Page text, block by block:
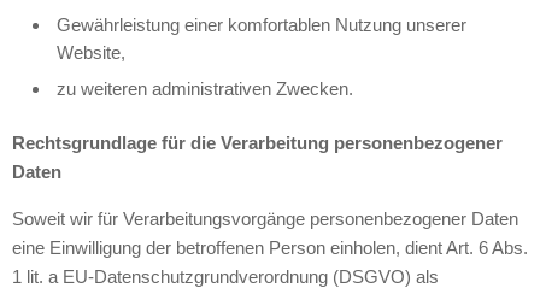
Gewährleistung einer komfortablen Nutzung unserer
Website,
zu weiteren administrativen Zwecken.
Rechtsgrundlage für die Verarbeitung personenbezogener
Daten
Soweit wir für Verarbeitungsvorgänge personenbezogener Daten
eine Einwilligung der betroffenen Person einholen, dient Art. 6 Abs.
1 lit. a EU-Datenschutzgrundverordnung (DSGVO) als